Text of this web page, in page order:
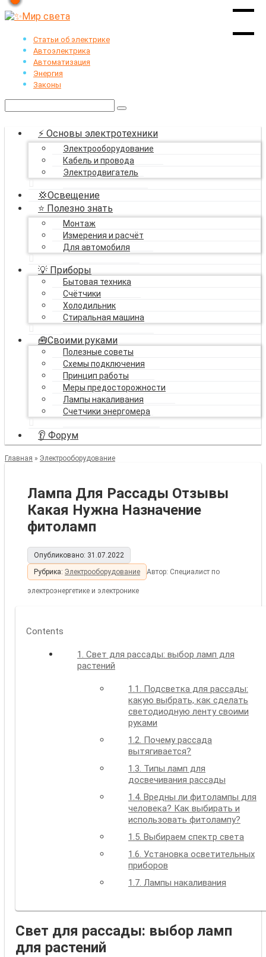
Перейти
к
Статьи об электрике
Автоэлектрика
Автоматизация
Энергия
Законы
⚡ Основы электротехники
Электрооборудование
Кабель и провода
Электродвигатель
💢Освещение
⭐ Полезно знать
Монтаж
Измерения и расчёт
Для автомобиля
💡 Приборы
Бытовая техника
Счётчики
Холодильник
Стиральная машина
🧰Своими руками
Полезные советы
Схемы подключения
Принцип работы
Меры предосторожности
Лампы накаливания
Счетчики энергомера
👂 Форум
Главная » Электрооборудование
Лампа Для Рассады Отзывы
Какая Нужна Назначение
фитоламп
Опубликовано: 31.07.2022
Рубрика: Электрооборудование Автор: Cпециалист по
электроэнергетике и электронике
Contents
1. Свет для рассады: выбор ламп для
растений
1.1. Подсветка для рассады:
какую выбрать, как сделать
светодиодную ленту своими
руками
1.2. Почему рассада
вытягивается?
1.3. Типы ламп для
досвечивания рассады
1.4. Вредны ли фитолампы для
человека? Как выбирать и
использовать фитолампу?
1.5. Выбираем спектр света
1.6. Установка осветительных
приборов
1.7. Лампы накаливания
Свет для рассады: выбор ламп
для растений